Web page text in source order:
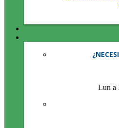
Lun a